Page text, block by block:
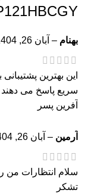
بهنام – آبان 26, 1404
این بهترین
سریع پاسخ می
آفرین پسر
آرمین – آبان 26, 1404
سلام انتظارات من
تشکر